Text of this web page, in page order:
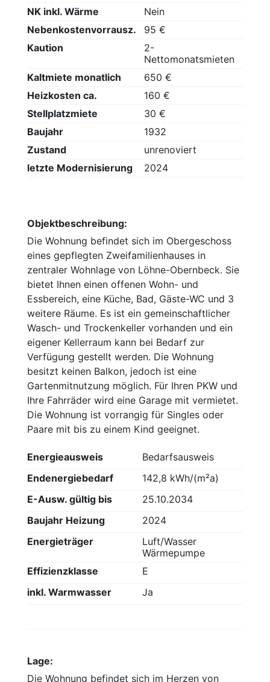
NK inkl. Wärme
Nein
Nebenkostenvorrausz.
95 €
Kaution
2-
Nettomonatsmieten
Kaltmiete monatlich
650 €
Heizkosten ca.
160 €
Stellplatzmiete
30 €
Baujahr
1932
Zustand
unrenoviert
letzte Modernisierung
2024
Objektbeschreibung:
Die Wohnung befindet sich im Obergeschoss
eines gepflegten Zweifamilienhauses in
zentraler Wohnlage von Löhne-Obernbeck. Sie
bietet Ihnen einen offenen Wohn- und
Essbereich, eine Küche, Bad, Gäste-WC und 3
weitere Räume. Es ist ein gemeinschaftlicher
Wasch- und Trockenkeller vorhanden und ein
eigener Kellerraum kann bei Bedarf zur
Verfügung gestellt werden. Die Wohnung
besitzt keinen Balkon, jedoch ist eine
Gartenmitnutzung möglich. Für Ihren PKW und
Ihre Fahrräder wird eine Garage mit vermietet.
Die Wohnung ist vorrangig für Singles oder
Paare mit bis zu einem Kind geeignet.
Energieausweis
Bedarfsausweis
Endenergiebedarf
142,8 kWh/(m²a)
E-Ausw. gültig bis
25.10.2034
Baujahr Heizung
2024
Energieträger
Luft/Wasser
Wärmepumpe
Effizienzklasse
E
inkl. Warmwasser
Ja
Lage:
Die Wohnung befindet sich im Herzen von